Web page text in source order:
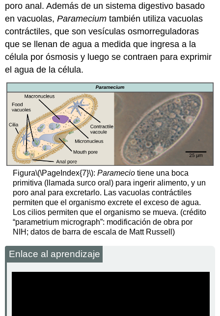
poro anal. Además de un sistema digestivo basado
en vacuolas,Paramecium también utilizavacuolas
contráctiles, que son vesículas osmorreguladoras
que se llenan de agua a medida que ingresa a la
célula por ósmosis y luego se contraen para exprimir
el agua de la célula.
Figura\(\PageIndex{7}\): Parameciotiene una boca
primitiva (llamada surco oral) para ingerir alimento, y un
poro anal para excretarlo. Las vacuolas contráctiles
permiten que el organismo excrete el exceso de agua.
Los cilios permiten que el organismo se mueva. (crédito
“parametrium micrograph”: modificación de obra por
NIH; datos de barra de escala de Matt Russell)
Enlace al aprendizaje